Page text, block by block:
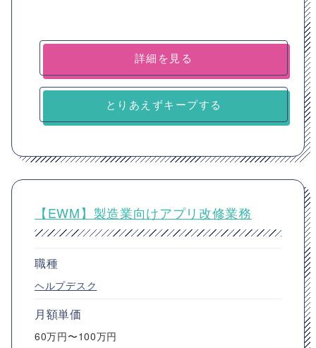
詳細を見る
とりあえずキープする
【EWM】製造業向けアプリ改修業務
職種
ヘルプデスク
月額単価
60万円〜100万円